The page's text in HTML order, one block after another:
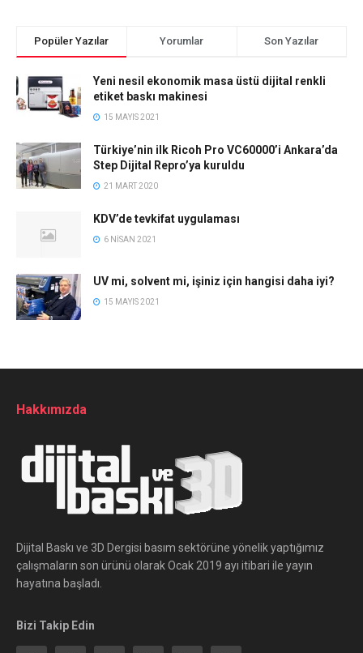
Popüler Yazılar Yorumlar Son Yazılar
Yeni nesil ekonomik masa üstü dijital renkli
etiket baskı makinesi
15 MAYIS 2021
Türkiye’nin ilk Ricoh Pro VC60000’i Ankara’da
Step Dijital Repro’ya kuruldu
21 MART 2020
KDV’de tevkifat uygulaması
6 NISAN 2021
UV mi, solvent mi, işiniz için hangisi daha iyi?
15 MAYIS 2021
Hakkımızda
Dijital Baskı ve 3D Dergisi basım sektörüne yönelik yaptığımız
çalışmaların son ürünü olarak Ocak 2019 ayı itibari ile yayın
hayatına başladı.
Bizi Takip Edin